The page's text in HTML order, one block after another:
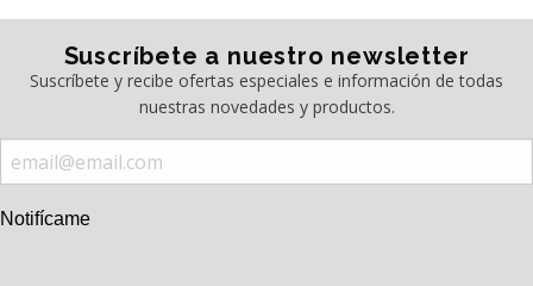
Suscríbete a nuestro newsletter
Suscríbete y recibe ofertas especiales e información de todas
nuestras novedades y productos.
Notifícame